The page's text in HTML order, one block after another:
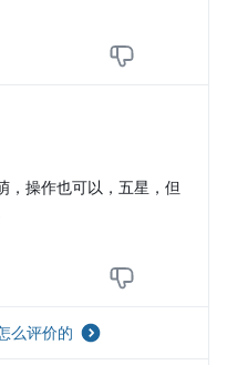
，操作也可以，五星，但
么评价的